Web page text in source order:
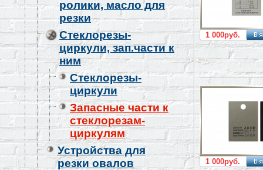
ролики, масло для
резки
Стеклорезы-
циркули, зап.части к
ним
Стеклорезы-
циркули
Запасные части к
стеклорезам-
циркулям
Устройства для
резки овалов
1 000руб.
1 000руб.